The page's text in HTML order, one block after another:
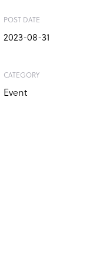
POST DATE
2023-08-31
CATEGORY
Event